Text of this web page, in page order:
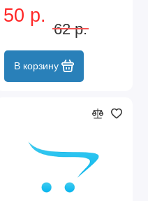
50 р.
62 р.
В корзину